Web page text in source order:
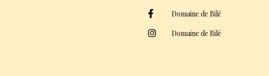
Domaine de Bilé
Domaine de Bilé